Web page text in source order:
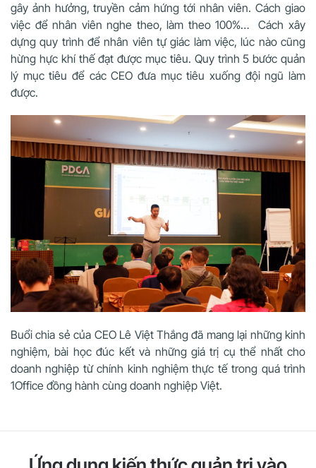
gây ảnh hưởng, truyền cảm hứng tới nhân viên. Cách giao
việc để nhân viên nghe theo, làm theo 100%… Cách xây
dựng quy trình để nhân viên tự giác làm việc, lúc nào cũng
hừng hực khí thế đạt được mục tiêu. Quy trình 5 bước quản
lý mục tiêu để các CEO đưa mục tiêu xuống đội ngũ làm
được.
Buổi chia sẻ của CEO Lê Việt Thắng đã mang lại những kinh
nghiệm, bài học đúc kết và những giá trị cụ thể nhất cho
doanh nghiệp từ chính kinh nghiệm thực tế trong quá trình
1Office đồng hành cùng doanh nghiệp Việt.